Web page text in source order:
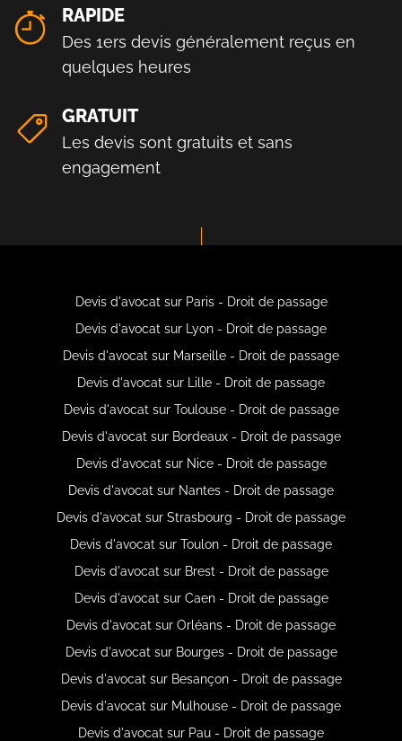
RAPIDE
Des 1ers devis généralement reçus en
quelques heures
GRATUIT
Les devis sont gratuits et sans
engagement
Devis d'avocat sur Paris - Droit de passage
Devis d'avocat sur Lyon - Droit de passage
Devis d'avocat sur Marseille - Droit de passage
Devis d'avocat sur Lille - Droit de passage
Devis d'avocat sur Toulouse - Droit de passage
Devis d'avocat sur Bordeaux - Droit de passage
Devis d'avocat sur Nice - Droit de passage
Devis d'avocat sur Nantes - Droit de passage
Devis d'avocat sur Strasbourg - Droit de passage
Devis d'avocat sur Toulon - Droit de passage
Devis d'avocat sur Brest - Droit de passage
Devis d'avocat sur Caen - Droit de passage
Devis d'avocat sur Orléans - Droit de passage
Devis d'avocat sur Bourges - Droit de passage
Devis d'avocat sur Besançon - Droit de passage
Devis d'avocat sur Mulhouse - Droit de passage
Devis d'avocat sur Pau - Droit de passage